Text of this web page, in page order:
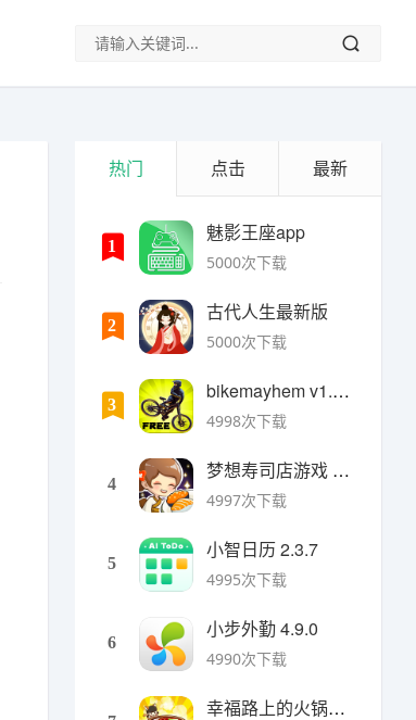
热门 点击 最新
1
魅影王座app
5000次下载
2
古代人生最新版
5000次下载
3
bikemayhem v1.6.2安卓版
4998次下载
4
梦想寿司店游戏 v4.14.1安卓版
4997次下载
5
小智日历 2.3.7
4995次下载
6
小步外勤 4.9.0
4990次下载
幸福路上的火锅店官方版 v5.3.5安卓版